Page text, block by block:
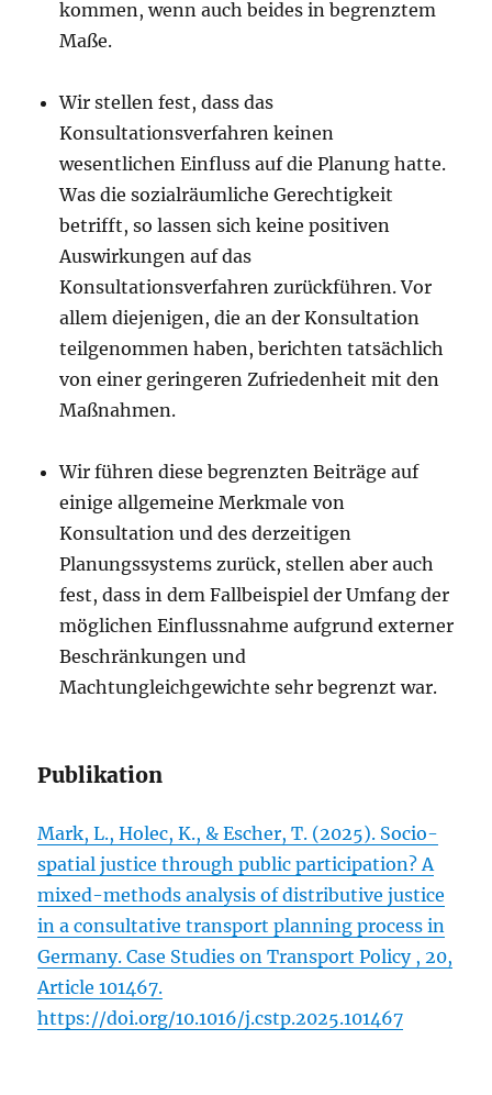
kommen, wenn auch beides in begrenztem
Maße.
Wir stellen fest, dass das
Konsultationsverfahren keinen
wesentlichen Einfluss auf die Planung hatte.
Was die sozialräumliche Gerechtigkeit
betrifft, so lassen sich keine positiven
Auswirkungen auf das
Konsultationsverfahren zurückführen. Vor
allem diejenigen, die an der Konsultation
teilgenommen haben, berichten tatsächlich
von einer geringeren Zufriedenheit mit den
Maßnahmen.
Wir führen diese begrenzten Beiträge auf
einige allgemeine Merkmale von
Konsultation und des derzeitigen
Planungssystems zurück, stellen aber auch
fest, dass in dem Fallbeispiel der Umfang der
möglichen Einflussnahme aufgrund externer
Beschränkungen und
Machtungleichgewichte sehr begrenzt war.
Publikation
Mark, L., Holec, K., & Escher, T. (2025). Socio-
spatial justice through public participation? A
mixed-methods analysis of distributive justice
in a consultative transport planning process in
Germany. Case Studies on Transport Policy , 20,
Article 101467.
https://doi.org/10.1016/j.cstp.2025.101467